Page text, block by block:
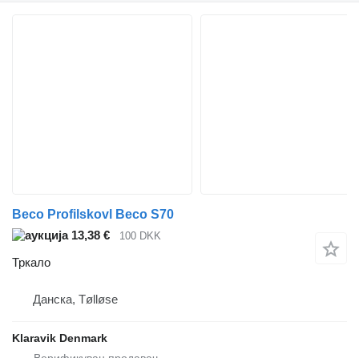
Beco Profilskovl Beco S70
13,38 €
100 DKK
Тркало
Данска, Tølløse
Klaravik Denmark